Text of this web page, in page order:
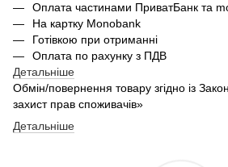
Оплата частинами ПриватБанк та
На картку Monobank
Готівкою при отриманні
Оплата по рахунку з ПДВ
Детальніше
Обмін/повернення товару згідно із
захист прав споживачів»
Детальніше